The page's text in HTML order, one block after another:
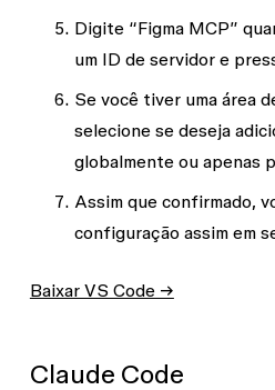
Digite “Figma MCP”
um ID de servidor e
Se você tiver uma área
selecione se deseja
globalmente ou apenas
Assim que confirmado,
configuração assim em
Baixar VS Code →
Claude Code